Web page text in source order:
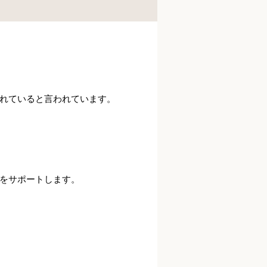
ていると言われています。
サポートします。